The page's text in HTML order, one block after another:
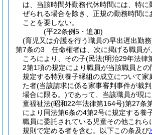
は、当該時間外勤務代休時間には、特に
ぜられる場合を除き、正規の勤務時間に
ことを要しない。
(平22条例5・追加)
(育児又は介護を行う職員の早出遅出勤
第7条の3
任命権者は、次に掲げる職員が
ころにより、その子(民法(明治29年法律
2第1項の規定により職員が当該職員との
規定する特別養子縁組の成立について家
た者(当該請求に係る家事審判事件が裁
場合に限る。)であって、当該職員が現
童福祉法(昭和22年法律第164号)第27条
により同法第6条の4第2号に規定する養
職員に委託されている児童その他これら
規則で定める者を含む。以下この条及び